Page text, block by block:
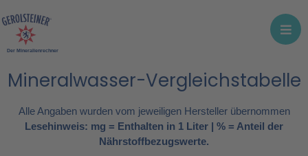
Der Mineralienrechner
Mineralwasser-Vergleichstabelle
Alle Angaben wurden vom jeweiligen Hersteller übernommen
Lesehinweis: mg = Enthalten in 1 Liter | % = Anteil der
Nährstoffbezugswerte.